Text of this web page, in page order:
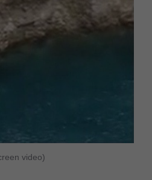
video)